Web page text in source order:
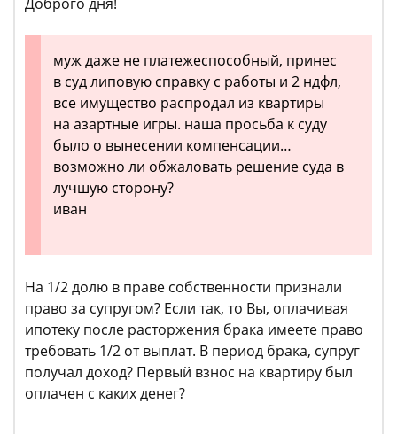
муж даже не платежеспособный, принес
в суд липовую справку с работы и 2 ндфл,
все имущество распродал из квартиры
на азартные игры. наша просьба к суду
было о вынесении компенсации…
возможно ли обжаловать решение суда в
лучшую сторону?
иван
На 1/2 долю в праве собственности признали
право за супругом? Если так, то Вы, оплачивая
ипотеку после расторжения брака имеете право
требовать 1/2 от выплат. В период брака, супруг
получал доход? Первый взнос на квартиру был
оплачен с каких денег?